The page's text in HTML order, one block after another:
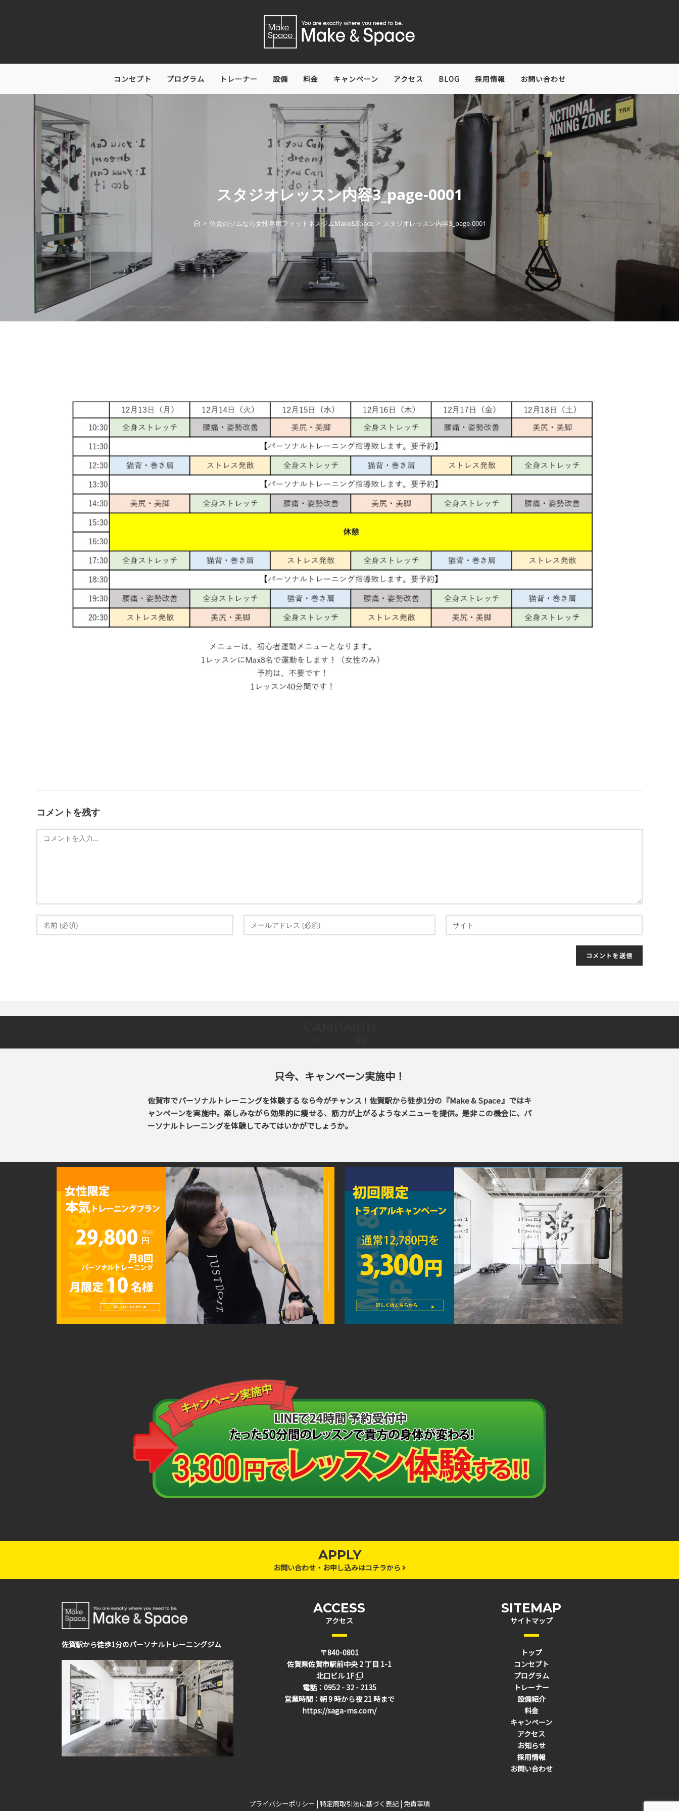
コンセプト プログラム トレーナー 設備 料金 キャンペーン アクセス BLOG 採用情報 お問い合わせ
スタジオレッスン内容3_page-0001
> 佐賀のジムなら女性専用フィットネスジムMake&Space > スタジオレッスン内容3_page-0001
コメントを残す
只今、キャンペーン実施中！
佐賀市でパーソナルトレーニングを体験するなら今がチャンス！佐賀駅から徒歩1分の『Make & Space』ではキ
ャンペーンを実施中。楽しみながら効果的に痩せる、筋力が上がるようなメニューを提供。是非この機会に、パ
ーソナルトレーニングを体験してみてはいかがでしょうか。
APPLY
お問い合わせ・お申し込みはコチラから
佐賀駅から徒歩1分のパーソナルトレーニングジム
ACCESS
アクセス
〒840-0801
佐賀県佐賀市駅前中央 2 丁目 1-1
北口ビル 1F
電話：0952 - 32 - 2135
営業時間：朝 9 時から夜 21 時まで
https://saga-ms.com/
SITEMAP
サイトマップ
トップ
コンセプト
プログラム
トレーナー
設備紹介
料金
キャンペーン
アクセス
お知らせ
採用情報
お問い合わせ
プライバシーポリシー | 特定商取引法に基づく表記 | 免責事項